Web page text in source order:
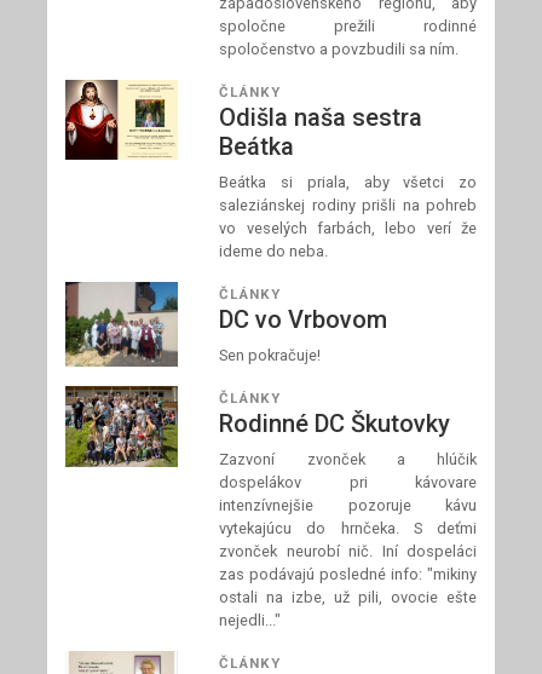
spoločne prežili rodinné
spoločenstvo a povzbudili sa ním.
ČLÁNKY
Odišla naša sestra
Beátka
Beátka si priala, aby všetci zo
saleziánskej rodiny prišli na pohreb
vo veselých farbách, lebo verí že
ideme do neba.
ČLÁNKY
DC vo Vrbovom
Sen pokračuje!
ČLÁNKY
Rodinné DC Škutovky
Zazvoní zvonček a hlúčik
dospelákov pri kávovare
intenzívnejšie pozoruje kávu
vytekajúcu do hrnčeka. S deťmi
zvonček neurobí nič. Iní dospeláci
zas podávajú posledné info: "mikiny
ostali na izbe, už pili, ovocie ešte
nejedli..."
ČLÁNKY